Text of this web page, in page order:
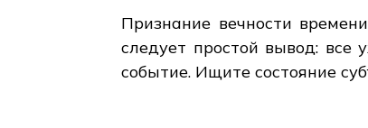
Признание вечности
следует простой вывод:
событие. Ищите состояние